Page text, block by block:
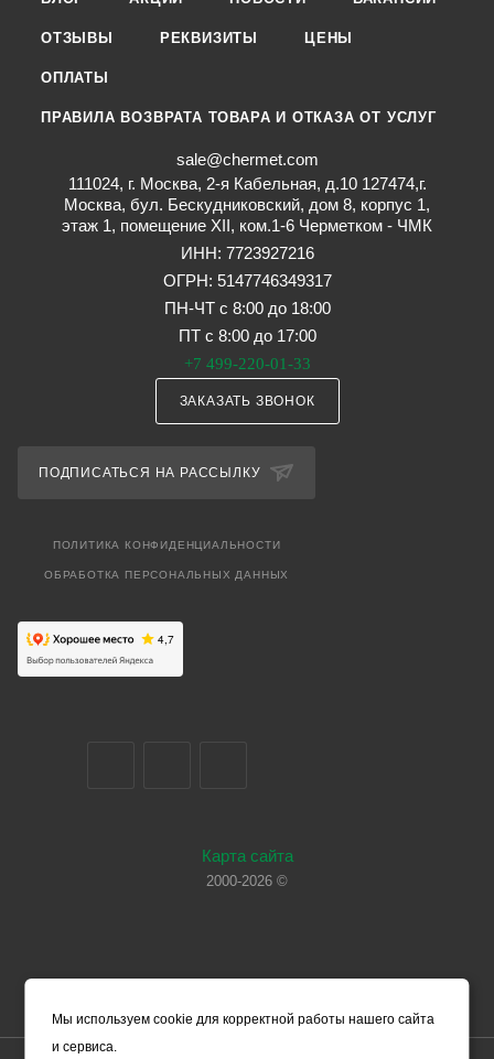
ОТЗЫВЫ РЕКВИЗИТЫ ЦЕНЫ
ОПЛАТЫ
ПРАВИЛА ВОЗВРАТА ТОВАРА И ОТКАЗА ОТ УСЛУГ
sale@chermet.com
111024, г. Москва, 2-я Кабельная, д.10 127474,г.
Москва, бул. Бескудниковский, дом 8, корпус 1,
этаж 1, помещение XII, ком.1-6 Черметком - ЧМК
ИНН: 7723927216
ОГРН: 5147746349317
ПН-ЧТ с 8:00 до 18:00
ПТ с 8:00 до 17:00
+7 499-220-01-33
ЗАКАЗАТЬ ЗВОНОК
ПОДПИСАТЬСЯ НА РАССЫЛКУ
ПОЛИТИКА КОНФИДЕНЦИАЛЬНОСТИ
ОБРАБОТКА ПЕРСОНАЛЬНЫХ ДАННЫХ
Карта сайта
2000-2026 ©
Мы используем cookie для корректной работы нашего сайта
и сервиса.